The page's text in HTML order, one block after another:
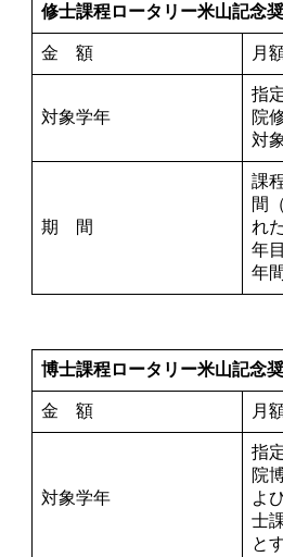
修士課程ロータリー米山記念奨
金 額 月
対象学年
指
院
対
期 間
課
間
れ
年
年
博士課程ロータリー米山記念
金 額 月
対象学年
指
院
よ
士
と